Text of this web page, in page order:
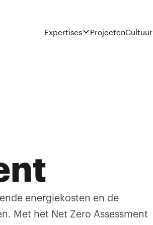
Expertises ProjectenCultuur
energiekosten en de
Met het Net Zero Assessment